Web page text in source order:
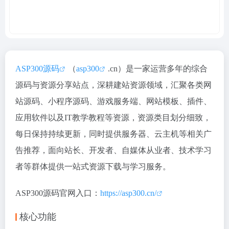
ASP300源码 （asp300
.cn）是一家运营多年的综合
源码与资源分享站点，深耕建站资源领域，汇聚各类网
站源码、小程序源码、游戏服务端、网站模板、插件、
应用软件以及IT教学教程等资源，资源类目划分细致，
每日保持持续更新，同时提供服务器、云主机等相关广
告推荐，面向站长、开发者、自媒体从业者、技术学习
者等群体提供一站式资源下载与学习服务。
ASP300源码官网入口： https://asp300.cn/
核心功能